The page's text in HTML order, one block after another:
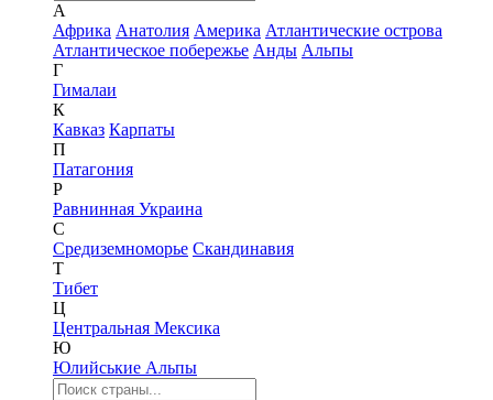
А
Африка Анатолия Америка Атлантические острова
Атлантическое побережье Анды Альпы
Г
Гималаи
К
Кавказ Карпаты
П
Патагония
Р
Равнинная Украина
С
Средиземноморье Скандинавия
Т
Тибет
Ц
Центральная Мексика
Ю
Юлийськие Альпы